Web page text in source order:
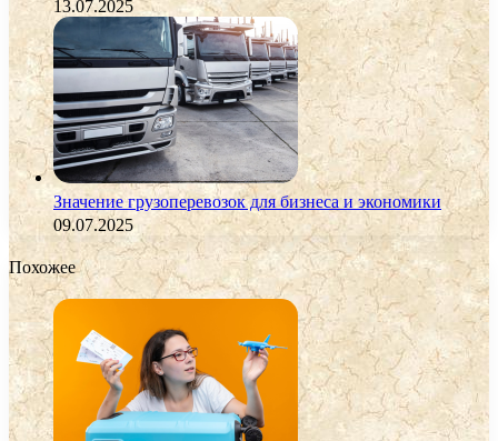
13.07.2025
Значение грузоперевозок для бизнеса и экономики
09.07.2025
Похожее